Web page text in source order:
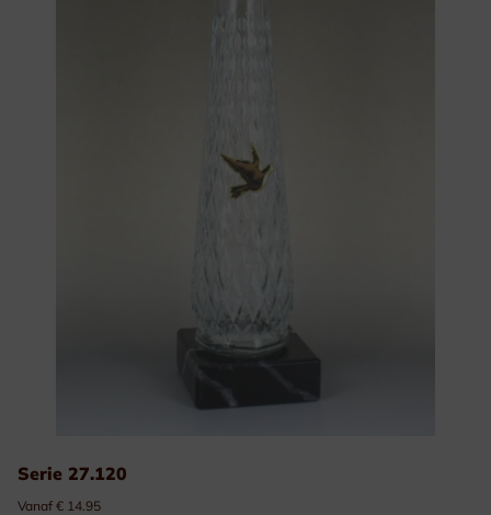
Serie 27.120
Vanaf € 14.95